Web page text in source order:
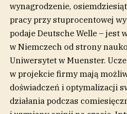
wynagrodzenie,
pracy przy stuprocentowej
podaje Deutsche Welle – jest
w Niemczech od strony
Uniwersytet w Muenster.
w projekcie firmy mają
doświadczeń i optymalizacji
działania podczas